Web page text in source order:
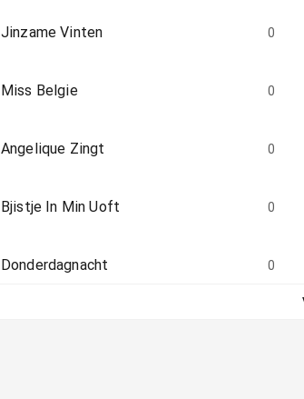
Jinzame Vinten 0
Miss Belgie 0
Angelique Zingt 0
Bjistje In Min Uoft 0
Donderdagnacht 0